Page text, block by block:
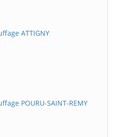
ATTIGNY
POURU-SAINT-REMY